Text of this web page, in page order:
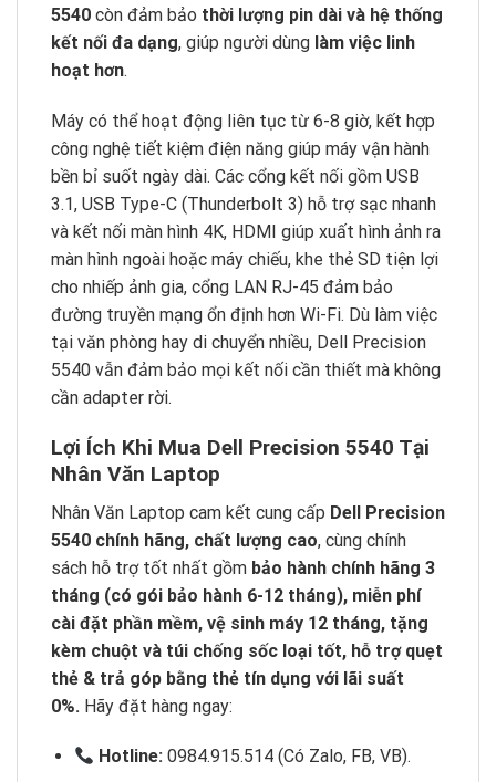
5540 còn đảm bảo thời lượng pin dài và hệ thống
kết nối đa dạng, giúp người dùng làm việc linh
hoạt hơn.
Máy có thể hoạt động liên tục từ 6-8 giờ, kết hợp
công nghệ tiết kiệm điện năng giúp máy vận hành
bền bỉ suốt ngày dài. Các cổng kết nối gồm USB
3.1, USB Type-C (Thunderbolt 3) hỗ trợ sạc nhanh
và kết nối màn hình 4K, HDMI giúp xuất hình ảnh ra
màn hình ngoài hoặc máy chiếu, khe thẻ SD tiện lợi
cho nhiếp ảnh gia, cổng LAN RJ-45 đảm bảo
đường truyền mạng ổn định hơn Wi-Fi. Dù làm việc
tại văn phòng hay di chuyển nhiều, Dell Precision
5540 vẫn đảm bảo mọi kết nối cần thiết mà không
cần adapter rời.
Lợi Ích Khi Mua Dell Precision 5540 Tại
Nhân Văn Laptop
Nhân Văn Laptop cam kết cung cấp Dell Precision
5540 chính hãng, chất lượng cao, cùng chính
sách hỗ trợ tốt nhất gồm bảo hành chính hãng 3
tháng (có gói bảo hành 6-12 tháng), miễn phí
cài đặt phần mềm, vệ sinh máy 12 tháng, tặng
kèm chuột và túi chống sốc loại tốt, hỗ trợ quẹt
thẻ & trả góp bằng thẻ tín dụng với lãi suất
0%. Hãy đặt hàng ngay:
Hotline:0984.915.514 (Có Zalo, FB, VB).